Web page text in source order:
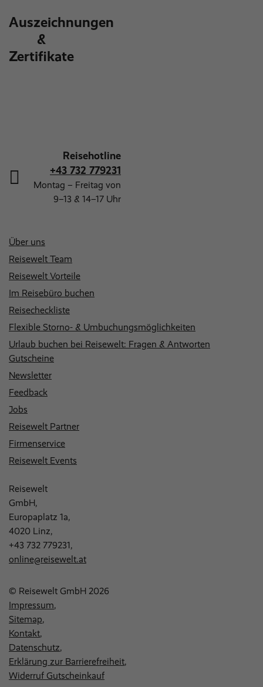
Auszeichnungen
&
Zertifikate
Über uns
Reisewelt Team
Reisewelt Vorteile
Im Reisebüro buchen
Reisecheckliste
Flexible Storno- & Umbuchungsmöglichkeiten
Urlaub buchen bei Reisewelt: Fragen & Antworten
Gutscheine
Newsletter
Feedback
Jobs
Reisewelt Partner
Firmenservice
Reisewelt Events
Reisehotline
+43 732 779231
Montag – Freitag von
9–13 & 14–17 Uhr
Reisewelt
GmbH,
Europaplatz 1a,
4020 Linz,
+43 732 779231,
online@reisewelt.at
© Reisewelt GmbH 2026
Impressum
Sitemap
Kontakt
Datenschutz
Erklärung zur Barrierefreiheit
Widerruf Gutscheinkauf